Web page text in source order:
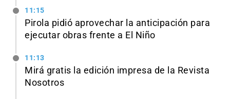
11:15
Pirola pidió aprovechar la anticipación para
ejecutar obras frente a El Niño
11:13
Mirá gratis la edición impresa de la Revista
Nosotros